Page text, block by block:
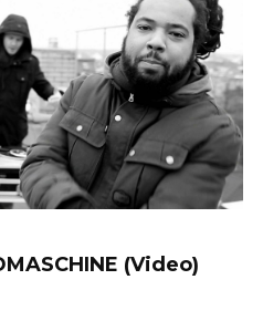
(Video)